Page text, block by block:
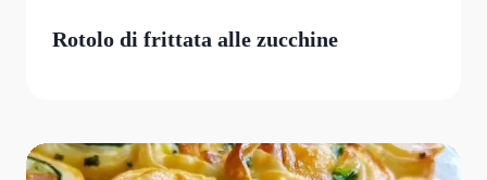
Rotolo di frittata alle zucchine